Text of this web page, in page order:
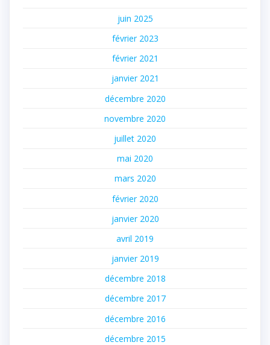
juin 2025
février 2023
février 2021
janvier 2021
décembre 2020
novembre 2020
juillet 2020
mai 2020
mars 2020
février 2020
janvier 2020
avril 2019
janvier 2019
décembre 2018
décembre 2017
décembre 2016
décembre 2015